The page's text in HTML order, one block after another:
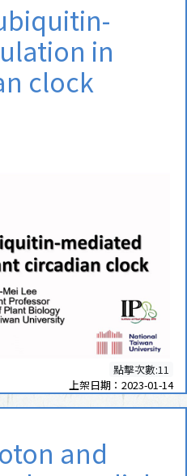
in
clock
點擊次數:11
上架日期：2023-01-14
and